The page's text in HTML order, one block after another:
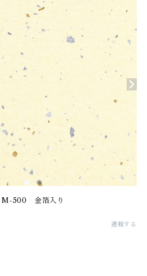
M-500 金箔入り
通報する